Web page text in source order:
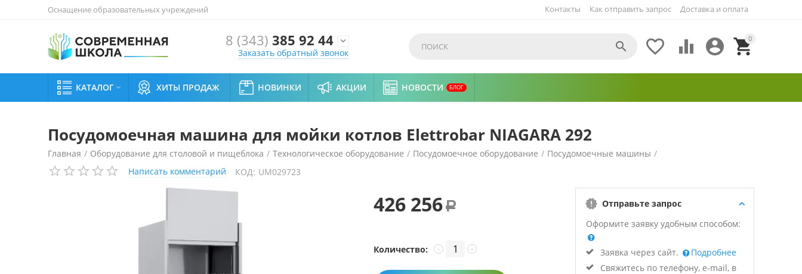
Оснащение образовательных учреждений Как отправить запрос Доставка и оплата
Контакты
8 (343) 385 92 44 
Заказать обратный звонок
0


 

КАТАЛОГ  ХИТЫ ПРОДАЖ НОВИНКИ АКЦИИ НОВОСТИ БЛОГ
Посудомоечная машина для мойки котлов Elettrobar NIAGARA 292
Главная / Оборудование для столовой и пищеблока / Технологическое оборудование / Посудомоечное оборудование / Посудомоечные машины /
Посудомоечная машина для мойки котлов Elettrobar NIAGARA 292
Написать комментарий КОД: UM029723
426 256 Р
Количество: +
−
Отправьте запрос
Оформите заявку удобным способом:
Заявка через сайт.
Подробнее
Свяжитесь по телефону, e-mail, в